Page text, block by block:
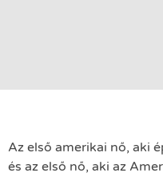
Az első amerikai nő, aki
és az első nő, aki az